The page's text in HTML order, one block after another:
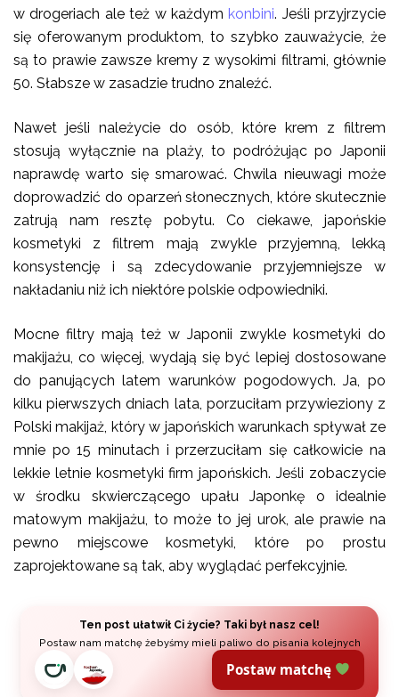
w drogeriach ale też w każdym konbini. Jeśli przyjrzycie
się oferowanym produktom, to szybko zauważycie, że
są to prawie zawsze kremy z wysokimi filtrami, głównie
50. Słabsze w zasadzie trudno znaleźć.
Nawet jeśli należycie do osób, które krem z filtrem
stosują wyłącznie na plaży, to podróżując po Japonii
naprawdę warto się smarować. Chwila nieuwagi może
doprowadzić do oparzeń słonecznych, które skutecznie
zatrują nam resztę pobytu. Co ciekawe, japońskie
kosmetyki z filtrem mają zwykle przyjemną, lekką
konsystencję i są zdecydowanie przyjemniejsze w
nakładaniu niż ich niektóre polskie odpowiedniki.
Mocne filtry mają też w Japonii zwykle kosmetyki do
makijażu, co więcej, wydają się być lepiej dostosowane
do panujących latem warunków pogodowych. Ja, po
kilku pierwszych dniach lata, porzuciłam przywieziony z
Polski makijaż, który w japońskich warunkach spływał ze
mnie po 15 minutach i przerzuciłam się całkowicie na
lekkie letnie kosmetyki firm japońskich. Jeśli zobaczycie
w środku skwierczącego upału Japonkę o idealnie
matowym makijażu, to może to jej urok, ale prawie na
pewno miejscowe kosmetyki, które po prostu
zaprojektowane są tak, aby wyglądać perfekcyjnie.
Ten post ułatwił Ci życie? Taki był nasz cel!
Postaw nam matchę żebyśmy mieli paliwo do pisania kolejnych
Postaw matchę